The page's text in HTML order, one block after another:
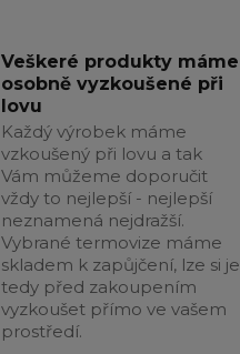
Veškeré produkty máme
osobně vyzkoušené při
lovu
Každý výrobek máme
vzkoušený při lovu a tak
Vám můžeme doporučit
vždy to nejlepší - nejlepší
neznamená nejdražší.
Vybrané termovize máme
skladem k zapůjčení, lze si je
tedy před zakoupením
vyzkoušet přímo ve vašem
prostředí.